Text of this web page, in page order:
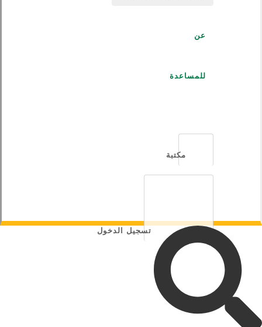
عن
للمساعدة
مكتبة
تسجيل الدخول